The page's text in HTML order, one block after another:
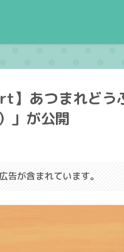
】あつまれど
」が公開
告が含まれています。